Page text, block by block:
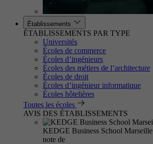
Établissements
ÉTABLISSEMENTS PAR TYPE
Universités
Écoles de commerce
Écoles d’ingénieurs
Écoles des métiers de l’architecture
Écoles de droit
Écoles d’ingénieur informatique
Écoles hôtelières
Toutes les écoles
AVIS DES ÉTABLISSEMENTS
KEDGE Business School Marseille
note de